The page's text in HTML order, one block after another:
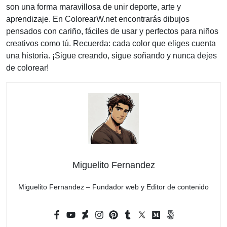
son una forma maravillosa de unir deporte, arte y
aprendizaje. En ColorearW.net encontrarás dibujos
pensados con cariño, fáciles de usar y perfectos para niños
creativos como tú. Recuerda: cada color que eliges cuenta
una historia. ¡Sigue creando, sigue soñando y nunca dejes
de colorear!
Miguelito Fernandez
Miguelito Fernandez – Fundador web y Editor de contenido